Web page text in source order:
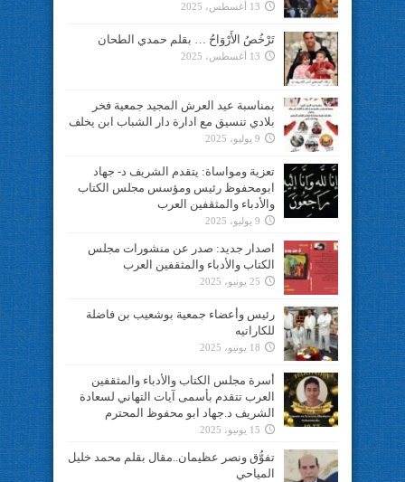
13 أغسطس، 2025
تَرْخُصُ الأَرْوَاحُ … بقلم حمدي الطحان
13 أغسطس، 2025
بمناسبة عيد العرش المجيد جمعية فخر
بلادي تنسيق مع ادارة دار الشباب ابن يخلف
9 يوليو، 2025
تعزية ومواساة: يتقدم الشريف د- جهاد
ابومحفوظ رئيس ومؤسس مجلس الكتاب
والأدباء والمثقفين العرب
9 يوليو، 2025
اصدار جديد: صدر عن منشورات مجلس
الكتاب والأدباء والمثقفين العرب
25 يونيو، 2025
رئيس وأعضاء جمعية بوشعيب بن فاضلة
للكاراتيه
18 يونيو، 2025
أسرة مجلس الكتاب والأدباء والمثقفين
العرب تتقدم بأسمى آيات التهاني لسعادة
الشريف د.جهاد ابو محفوظ المحترم
15 يونيو، 2025
تفوُّق ونصر عظيمان..مقال بقلم محمد خليل
المياحي